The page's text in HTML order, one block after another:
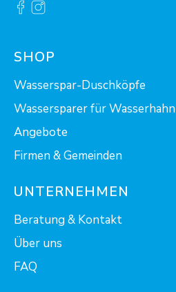
SHOP
Wasserspar-Duschköpfe
Wassersparer für Wasserhahn
Angebote
Firmen & Gemeinden
UNTERNEHMEN
Beratung & Kontakt
Über uns
FAQ